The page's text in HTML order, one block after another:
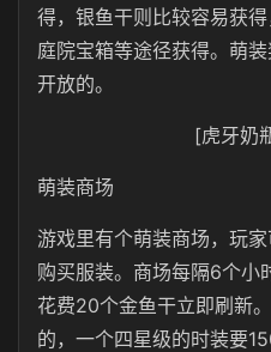
得，银鱼干则比较容易获得
庭院宝箱等途径获得。萌
开放的。
[虎牙奶
萌装商场
游戏里有个萌装商场，玩
购买服装。商场每隔6个小
花费20个金鱼干立即刷新
的，一个四星级的时装要